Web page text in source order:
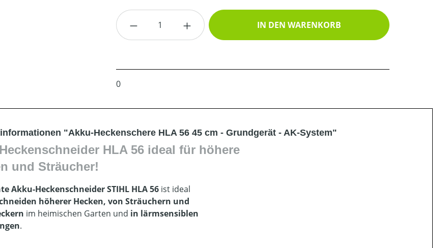
Produkt Anzahl: Gib den gewünschten Wert ein oder
IN DEN WARENKORB
0
"Akku-Heckenschere HLA 56 45 cm - Grundgerät - AK-System"
HLA 56 ideal für höhere
und Sträucher!
Akku-Heckenschneider STIHL HLA 56 ist ideal
höherer Hecken, von Sträuchern und
im heimischen Garten und in lärmsensiblen
.